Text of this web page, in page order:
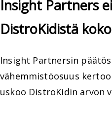
Insight Partners
DistroKidistä
Insight Partnersin
vähemmistöosuus
uskoo DistroKidin arvon